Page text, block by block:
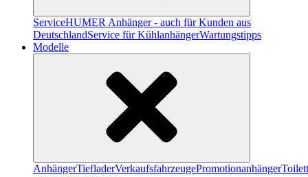
ServiceHUMER Anhänger - auch für Kunden aus
DeutschlandService für KühlanhängerWartungstipps
Modelle
AnhängerTiefladerVerkaufsfahrzeugePromotionanhänger